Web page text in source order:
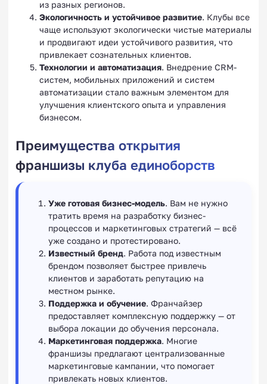
из разных регионов.
Экологичность и устойчивое развитие. Клубы все
чаще используют экологически чистые материалы
и продвигают идеи устойчивого развития, что
привлекает сознательных клиентов.
Технологии и автоматизация. Внедрение CRM-
систем, мобильных приложений и систем
автоматизации стало важным элементом для
улучшения клиентского опыта и управления
бизнесом.
Преимущества открытия
франшизы клуба единоборств
Уже готовая бизнес-модель. Вам не нужно
тратить время на разработку бизнес-
процессов и маркетинговых стратегий — всё
уже создано и протестировано.
Известный бренд. Работа под известным
брендом позволяет быстрее привлечь
клиентов и заработать репутацию на
местном рынке.
Поддержка и обучение. Франчайзер
предоставляет комплексную поддержку — от
выбора локации до обучения персонала.
Маркетинговая поддержка. Многие
франшизы предлагают централизованные
маркетинговые кампании, что помогает
привлекать новых клиентов.